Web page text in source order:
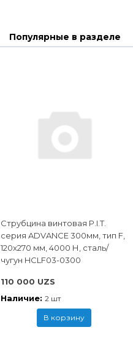
Популярные в разделе
Струбцина винтовая P.I.T.
cерия ADVANCE 300мм, тип F,
120x270 мм, 4000 Н, сталь/
чугун HCLF03-0300
110 000 UZS
Наличие: 2 шт
В корзину